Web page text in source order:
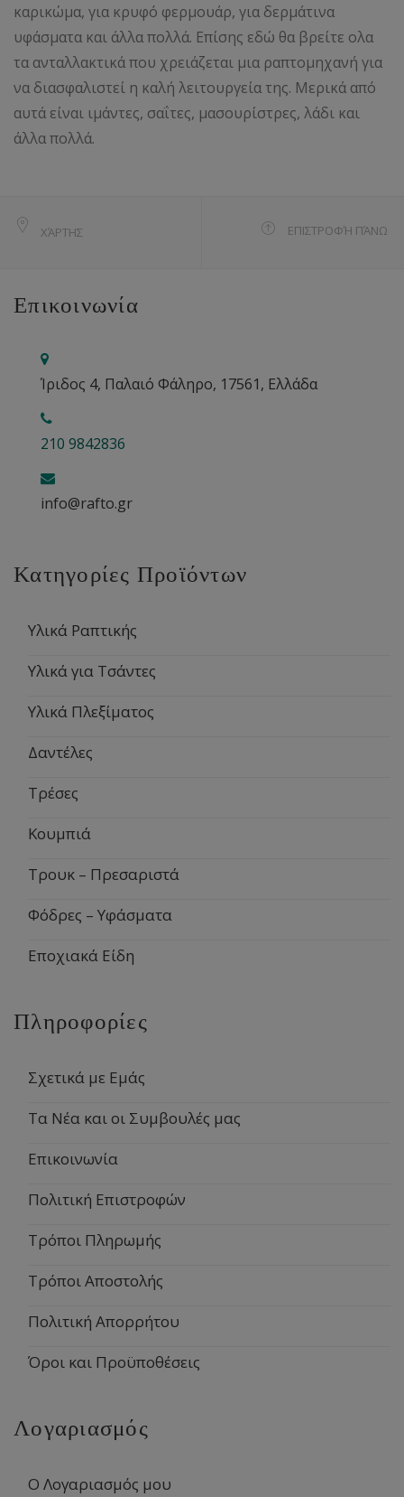
καρικώμα, για κρυφό φερμουάρ, για δερμάτινα
υφάσματα και άλλα πολλά. Επίσης εδώ θα βρείτε ολα
τα ανταλλακτικά που χρειάζεται μια ραπτομηχανή για
να διασφαλιστεί η καλή λειτουργεία της. Μερικά από
αυτά είναι ιμάντες, σαΐτες, μασουρίστρες, λάδι και
άλλα πολλά.
ΧΆΡΤΗΣ ΕΠΙΣΤΡΟΦΉ ΠΆΝΩ
Επικοινωνία
Ίριδος 4, Παλαιό Φάληρο, 17561, Ελλάδα
210 9842836
info@rafto.gr
Κατηγορίες Προϊόντων
Υλικά Ραπτικής
Υλικά για Τσάντες
Υλικά Πλεξίματος
Δαντέλες
Τρέσες
Κουμπιά
Τρουκ – Πρεσαριστά
Φόδρες – Υφάσματα
Εποχιακά Είδη
Πληροφορίες
Σχετικά με Εμάς
Τα Νέα και οι Συμβουλές μας
Επικοινωνία
Πολιτική Επιστροφών
Τρόποι Πληρωμής
Τρόποι Αποστολής
Πολιτική Απορρήτου
Όροι και Προϋποθέσεις
Λογαριασμός
Ο Λογαριασμός μου